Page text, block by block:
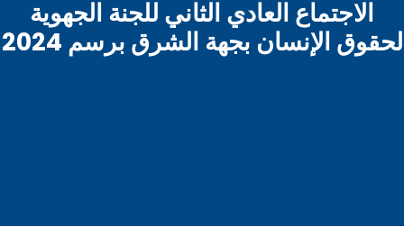
الاجتماع العادي الثاني للجنة الجهوية
لحقوق الإنسان بجهة الشرق برسم 2024